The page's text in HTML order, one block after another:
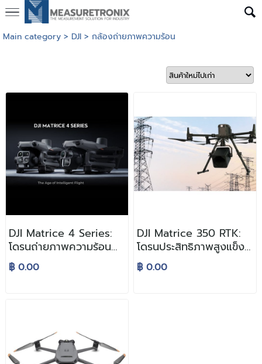
Main category> DJI> กล้องถ่ายภาพความร้อน
DJI Matrice 4 Series:
โดรนถ่ายภาพความร้อน
อัจฉริยะ สำหรับงาน
อุตสาหกรรม
฿ 0.00
DJI Matrice 350 RTK:
โดรนประสิทธิภาพสูงแข็ง
แรง ทนทานสำหรับ
อุตสาหกรรม ติดตั้งร่วม
฿ 0.00